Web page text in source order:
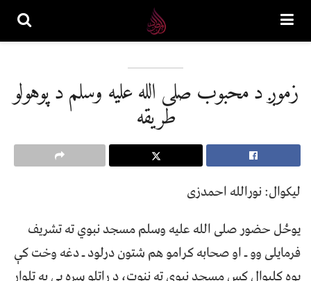
زموږ د محبوب صلی الله علیه وسلم د پوهولو
طریقه
لیکوال: نورالله احمدزی
یوځل حضور صلی الله علیه وسلم مسجد نبوي ته تشریف
فرمایلی وو ـ او صحابه کرامو هم شتون درلود ـ دغه وخت کې